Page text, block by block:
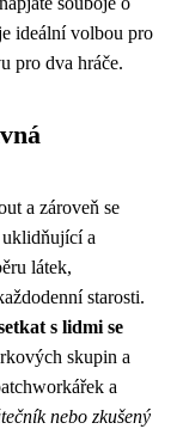
ideální volbou pro
pro dva hráče.
a zároveň se
uklidňující a
látek,
starosti.
s lidmi se
skupin a
a
nebo zkušený